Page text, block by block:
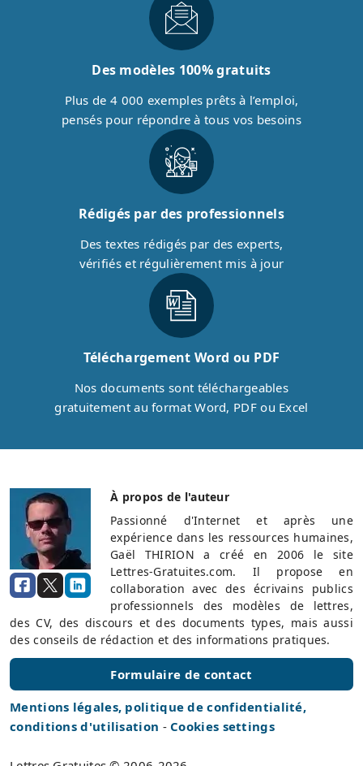
Des modèles 100% gratuits
Plus de 4 000 exemples prêts à l’emploi,
pensés pour répondre à tous vos besoins
Rédigés par des professionnels
Des textes rédigés par des experts,
vérifiés et régulièrement mis à jour
Téléchargement Word ou PDF
Nos documents sont téléchargeables
gratuitement au format Word, PDF ou Excel
À propos de l'auteur
Passionné d'Internet et après une
expérience dans les ressources humaines,
Gaël THIRION a créé en 2006 le site
Lettres-Gratuites.com. Il propose en
collaboration avec des écrivains publics
professionnels des modèles de lettres,
des CV, des discours et des documents types, mais aussi
des conseils de rédaction et des informations pratiques.
Formulaire de contact
Mentions légales, politique de confidentialité,
conditions d'utilisation - Cookies settings